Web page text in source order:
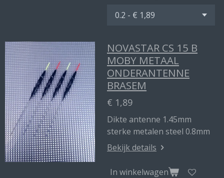
NOVASTAR CS 15 B
MOBY METAAL
ONDERANTENNE
BRASEM
€ 1,89
Dikte antenne 1.45mm
sterke metalen steel 0.8mm
Bekijk details
In winkelwagen